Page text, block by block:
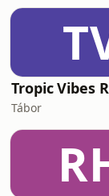
Tropic Vibes
Tábor